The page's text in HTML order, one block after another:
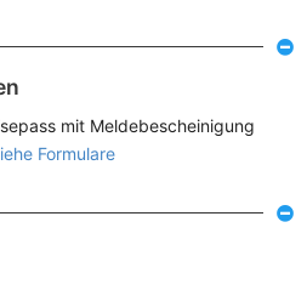
mit Meldebescheinigung
Formulare